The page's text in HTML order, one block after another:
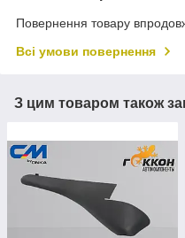
Повернення товару
Всі умови повернення
З цим товаром також